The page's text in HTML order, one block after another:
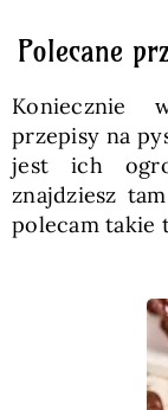
Polecane
Koniecznie
przepisy na
jest ich
znajdziesz
polecam takie